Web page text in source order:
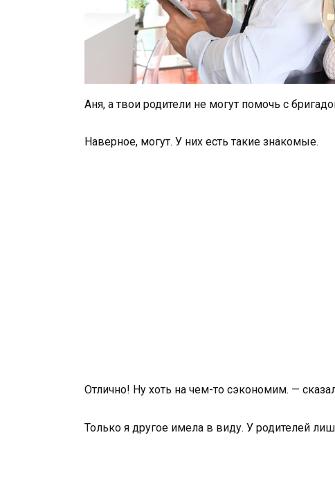
Аня, а твои родители не могут помочь с
Наверное, могут. У них есть такие знакомые.
Отлично! Ну хоть на чем-то сэкономим. —
Только я другое имела в виду. У родителей